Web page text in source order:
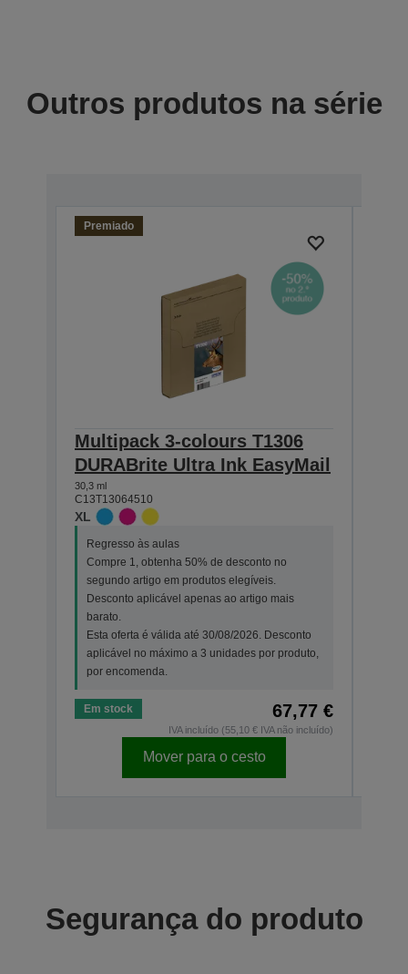
Outros produtos na série
Premiado
Multipack 3-colours T1306
DURABrite Ultra Ink EasyMail
30,3 ml
C13T13064510
XL
Regresso às aulas
Compre 1, obtenha 50% de desconto no
segundo artigo em produtos elegíveis.
Desconto aplicável apenas ao artigo mais
barato.
Esta oferta é válida até 30/08/2026. Desconto
aplicável no máximo a 3 unidades por produto,
por encomenda.
Em stock 67,77 €
IVA incluído (55,10 € IVA não incluído)
Mover para o cesto
Segurança do produto